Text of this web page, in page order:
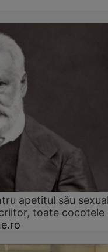
apetitul său
toate cocotele